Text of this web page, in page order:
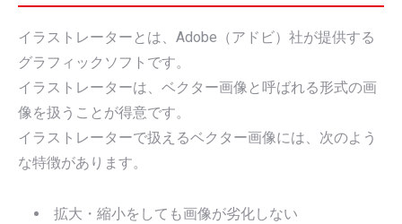
イラストレーターとは、Adobe（アドビ）社が提供する
グラフィックソフトです。
イラストレーターは、ベクター画像と呼ばれる形式の画
像を扱うことが得意です。
イラストレーターで扱えるベクター画像には、次のよう
な特徴があります。
拡大・縮小をしても画像が劣化しない